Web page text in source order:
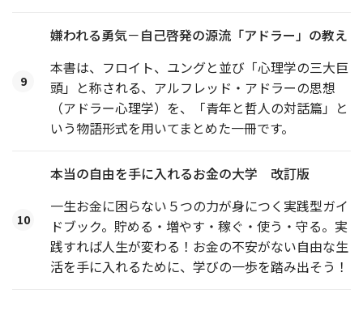
9
嫌われる勇気－自己啓発の源流「アドラー」の教え
本書は、フロイト、ユングと並び「心理学の三大巨
頭」と称される、アルフレッド・アドラーの思想
（アドラー心理学）を、「青年と哲人の対話篇」と
いう物語形式を用いてまとめた一冊です。
10
本当の自由を手に入れるお金の大学 改訂版
一生お金に困らない５つの力が身につく実践型ガイ
ドブック。貯める・増やす・稼ぐ・使う・守る。実
践すれば人生が変わる！お金の不安がない自由な生
活を手に入れるために、学びの一歩を踏み出そう！